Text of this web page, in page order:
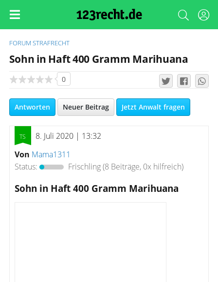
FORUM STRAFRECHT
Sohn in Haft 400 Gramm Marihuana
0
Antworten Neuer Beitrag Jetzt Anwalt fragen
8. Juli 2020 | 13:32
Von Mama1311
Status:
Frischling(8 Beiträge, 0x hilfreich)
Sohn in Haft 400 Gramm Marihuana